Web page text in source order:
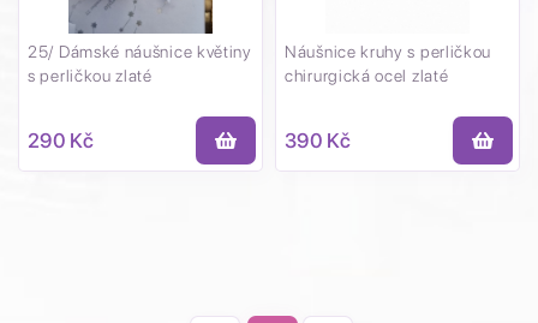
25/ Dámské náušnice květiny
s perličkou zlaté
290 Kč
Náušnice kruhy s perličkou
chirurgická ocel zlaté
390 Kč